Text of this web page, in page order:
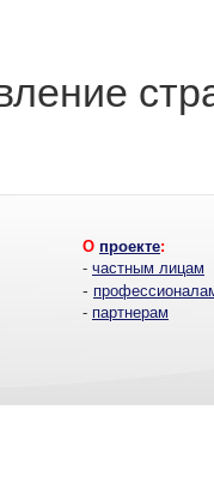
О проекте:
- частным лицам
-
- партнерам